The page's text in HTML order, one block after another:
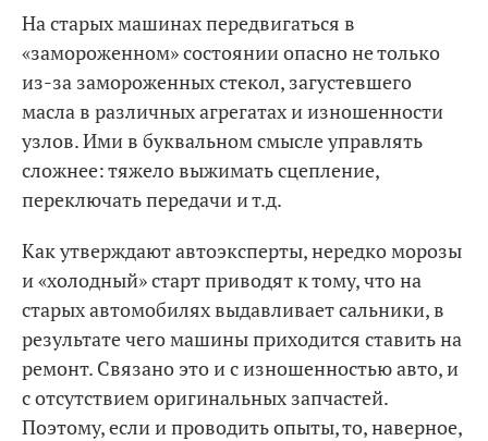
На старых машинах передвигаться в
«замороженном» состоянии опасно не только
из-за замороженных стекол, загустевшего
масла в различных агрегатах и изношенности
узлов. Ими в буквальном смысле управлять
сложнее: тяжело выжимать сцепление,
переключать передачи и т.д.
Как утверждают автоэксперты, нередко морозы
и «холодный» старт приводят к тому, что на
старых автомобилях выдавливает сальники, в
результате чего машины приходится ставить на
ремонт. Связано это и с изношенностью авто, и
с отсутствием оригинальных запчастей.
Поэтому, если и проводить опыты, то, наверное,